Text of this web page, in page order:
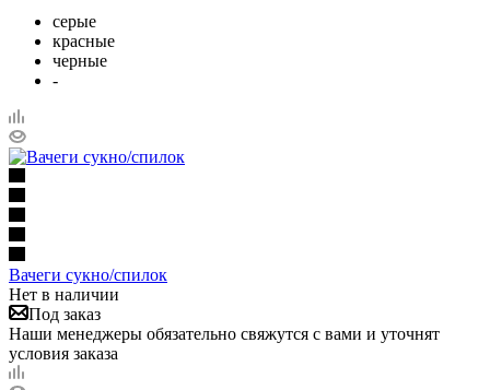
серые
красные
черные
-
Вачеги сукно/спилок
Нет в наличии
Под заказ
Наши менеджеры обязательно свяжутся с вами и уточнят
условия заказа